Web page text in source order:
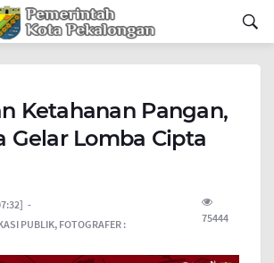
Ketahanan Pangan,
Gelar Lomba Cipta
PUBLIK, FOTOGRAFER : 75444